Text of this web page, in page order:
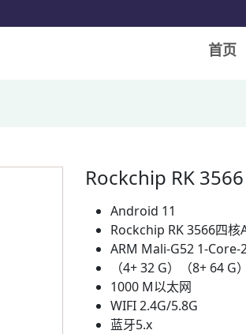
首页
Rockchip RK
Android 11
Rockchip RK 3566四
ARM Mali-G52 1-Core-
（4+ 32 G）（8+ 64 G
1000 M以太网
WIFI 2.4G/5.8G
蓝牙5.x